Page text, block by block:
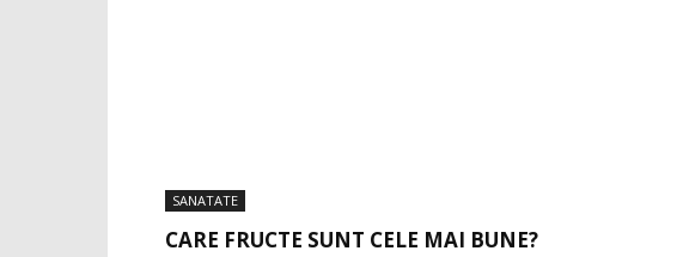
SANATATE
CARE FRUCTE SUNT CELE MAI BUNE?